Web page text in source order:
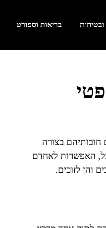
ובטיחות בריאות וספורט
בצורה
האפשרות לאחדם
והן לזוכים.